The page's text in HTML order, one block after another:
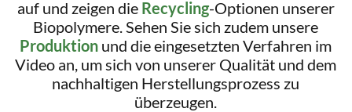
auf und zeigen die Recycling-Optionen unserer
Biopolymere. Sehen Sie sich zudem unsere
Produktion und die eingesetzten Verfahren im
Video an, um sich von unserer Qualität und dem
nachhaltigen Herstellungsprozess zu
überzeugen.